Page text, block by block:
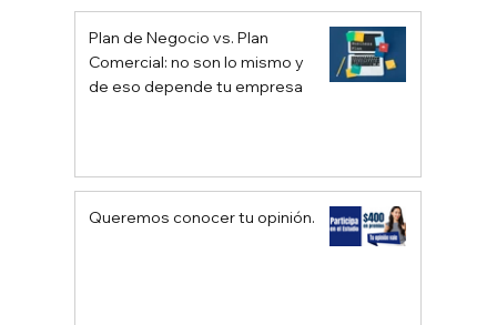
empresas deben adoptarlo?
Plan de Negocio vs. Plan
Comercial: no son lo mismo y
de eso depende tu empresa
Queremos conocer tu opinión.